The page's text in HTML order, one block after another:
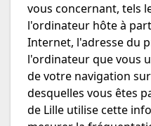
vous concernant, tels
l'ordinateur hôte à
Internet, l'adresse du
l'ordinateur que vous
de votre navigation
desquelles vous êtes
de Lille utilise cette